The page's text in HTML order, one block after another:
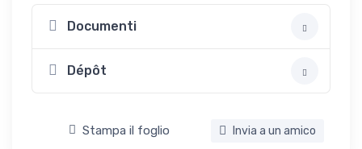
Documenti
Dépôt
Stampa il foglio Invia a un amico